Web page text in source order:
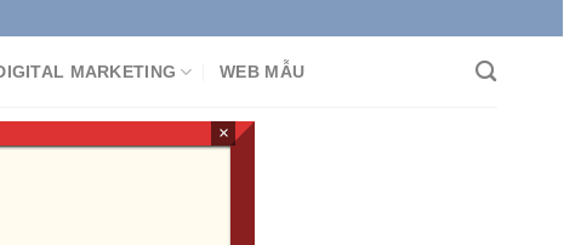
CÁO ĐA KÊNH
MARKETING WEB MẪU
phẩm của MrH Digital
×